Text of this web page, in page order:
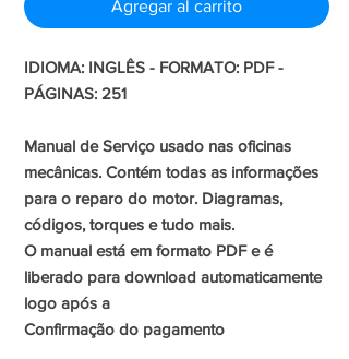
Agregar al carrito
IDIOMA: INGLÊS - FORMATO: PDF -
PÁGINAS: 251
Manual de Serviço usado nas oficinas
mecânicas. Contém todas as informações
para o reparo do motor. Diagramas,
códigos, torques e tudo mais.
O manual está em formato PDF e é
liberado para download automaticamente
logo após a
Confirmação do pagamento